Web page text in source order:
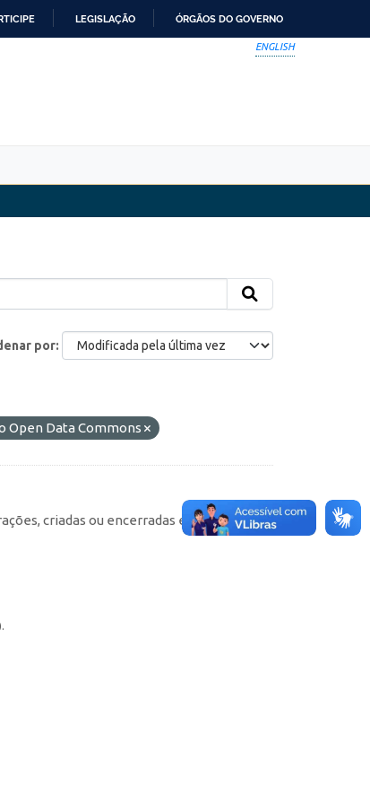
LEGISLAÇÃO ÓRGÃOS DO GOVERNO
ENGLISH
por
Open Data Commons
criadas ou encerradas em cada